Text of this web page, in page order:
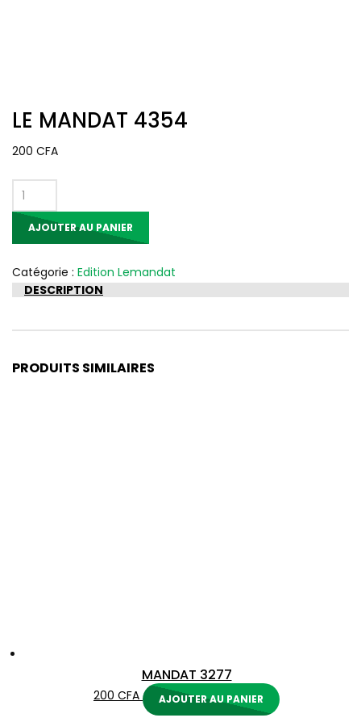
LE MANDAT 4354
200 CFA
quantité
de
4354
AJOUTER AU PANIER
Catégorie : Edition Lemandat
DESCRIPTION
PRODUITS SIMILAIRES
MANDAT 3277
200 CFA AJOUTER AU PANIER